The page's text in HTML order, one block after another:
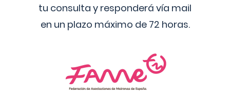
tu consulta y responderá vía mail
en un plazo máximo de 72 horas.